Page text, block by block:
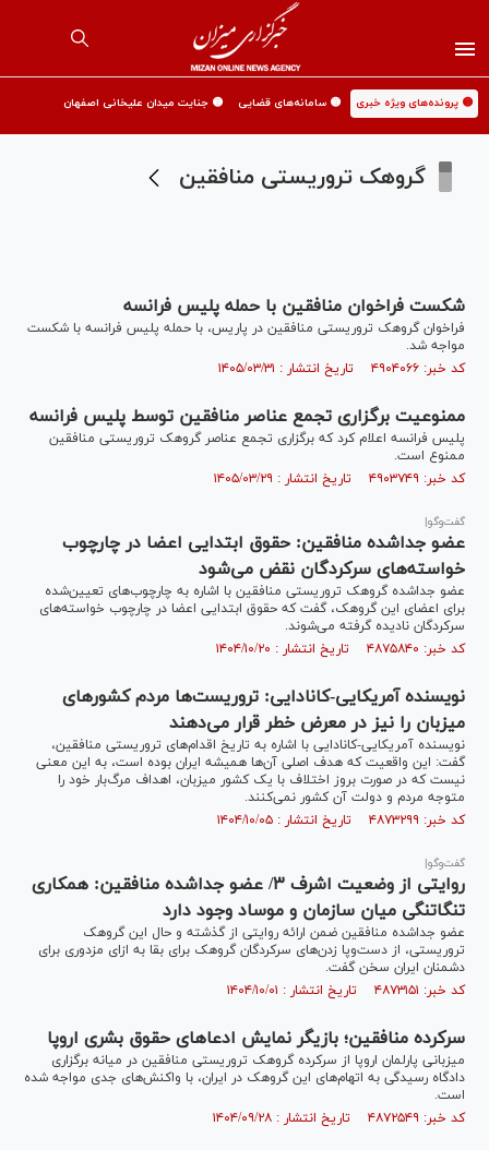
🟡 پرونده‌های ویژه خبری 🟡 سامانه‌های قضایی 🟡 جنایت میدان علیخانی اصفهان
گروهک تروریستی منافقین
شکست فراخوان منافقین با حمله پلیس فرانسه
فراخوان گروهک تروریستی منافقین در پاریس، با حمله پلیس فرانسه با شکست
مواجه شد.
کد خبر: ۴۹۰۴۰۶۶ تاریخ انتشار : ۱۴۰۵/۰۳/۳۱
ممنوعیت برگزاری تجمع عناصر منافقین توسط پلیس فرانسه
پلیس فرانسه اعلام کرد که برگزاری تجمع عناصر گروهک تروریستی منافقین
ممنوع است.
کد خبر: ۴۹۰۳۷۴۹ تاریخ انتشار : ۱۴۰۵/۰۳/۲۹
گفت‌و‌گو|
عضو جداشده منافقین: حقوق ابتدایی اعضا در چارچوب
خواسته‌های سرکردگان نقض می‌شود
عضو جداشده گروهک تروریستی منافقین با اشاره به چارچوب‌های تعیین‌شده
برای اعضای این گروهک، گفت که حقوق ابتدایی اعضا در چارچوب خواسته‌های
سرکردگان نادیده گرفته می‌شوند.
کد خبر: ۴۸۷۵۸۴۰ تاریخ انتشار : ۱۴۰۴/۱۰/۲۰
نویسنده آمریکایی-کانادایی: تروریست‌ها مردم کشورهای
میزبان را نیز در معرض خطر قرار می‌دهند
نویسنده آمریکایی-کانادایی با اشاره به تاریخ اقدام‌های تروریستی منافقین،
گفت: این واقعیت که هدف اصلی آن‌ها همیشه ایران بوده است، به این معنی
نیست که در صورت بروز اختلاف با یک کشور میزبان، اهداف مرگ‌بار خود را
متوجه مردم و دولت آن کشور نمی‌کنند.
کد خبر: ۴۸۷۳۲۹۹ تاریخ انتشار : ۱۴۰۴/۱۰/۰۵
گفت‌و‌گو|
روایتی از وضعیت اشرف ۳/ عضو جداشده منافقین: همکاری
تنگاتنگی میان سازمان و موساد وجود دارد
عضو جداشده منافقین ضمن ارائه روایتی از گذشته و حال این گروهک
تروریستی، از دست‌وپا زدن‌های سرکردگان گروهک برای بقا به ازای مزدوری برای
دشمنان ایران سخن گفت.
کد خبر: ۴۸۷۳۱۵۱ تاریخ انتشار : ۱۴۰۴/۱۰/۰۱
سرکرده منافقین؛ بازیگر نمایش‌‌ ادعاهای حقوق بشری اروپا
میزبانی پارلمان اروپا از سرکرده گروهک تروریستی منافقین در میانه برگزاری
دادگاه رسیدگی به اتهام‌های این گروهک در ایران، با واکنش‌های جدی مواجه شده
است.
کد خبر: ۴۸۷۲۵۴۹ تاریخ انتشار : ۱۴۰۴/۰۹/۲۸